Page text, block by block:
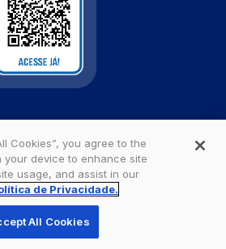
reservados
Cookies”, you agree to the
your device to enhance site
usage, and assist in our
de Privacidade.
All Cookies